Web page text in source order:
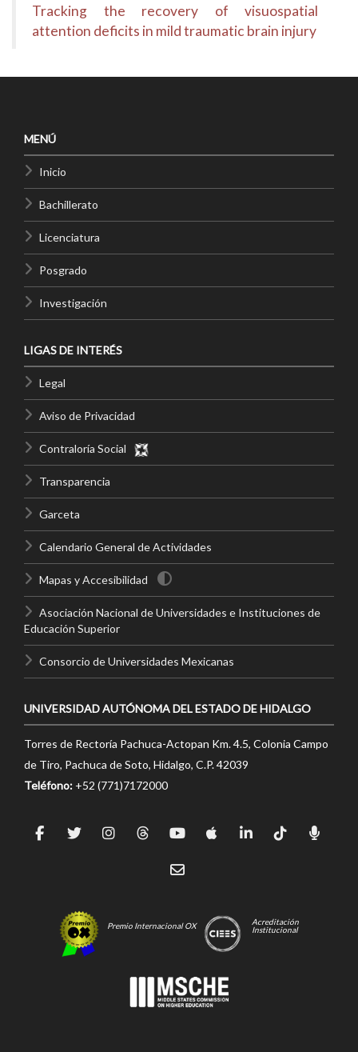
Tracking the recovery of visuospatial
attention deficits in mild traumatic brain injury
MENÚ
Inicio
Bachillerato
Licenciatura
Posgrado
Investigación
LIGAS DE INTERÉS
Legal
Aviso de Privacidad
Contraloría Social
Transparencia
Garceta
Calendario General de Actividades
Mapas y Accesibilidad
Asociación Nacional de Universidades e Instituciones de
Educación Superior
Consorcio de Universidades Mexicanas
UNIVERSIDAD AUTÓNOMA DEL ESTADO DE HIDALGO
Torres de Rectoría Pachuca-Actopan Km. 4.5, Colonia Campo
de Tiro, Pachuca de Soto, Hidalgo, C.P. 42039
Teléfono: +52 (771)7172000
Premio Internacional OX
Acreditación
Institucional